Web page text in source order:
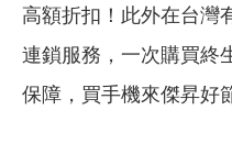
高額折扣！此外在台灣
連鎖服務，一次購買終
保障，買手機來傑昇好